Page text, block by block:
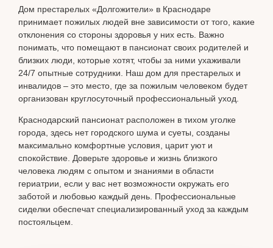
Дом престарелых «Долгожители» в Краснодаре
принимает пожилых людей вне зависимости от того, какие
отклонения со стороны здоровья у них есть. Важно
понимать, что помещают в пансионат своих родителей и
близких люди, которые хотят, чтобы за ними ухаживали
24/7 опытные сотрудники. Наш дом для престарелых и
инвалидов – это место, где за пожилым человеком будет
организован круглосуточный профессиональный уход.
Краснодарский пансионат расположен в тихом уголке
города, здесь нет городского шума и суеты, созданы
максимально комфортные условия, царит уют и
спокойствие. Доверьте здоровье и жизнь близкого
человека людям с опытом и знаниями в области
гериатрии, если у вас нет возможности окружать его
заботой и любовью каждый день. Профессиональные
сиделки обеспечат специализированный уход за каждым
постояльцем.